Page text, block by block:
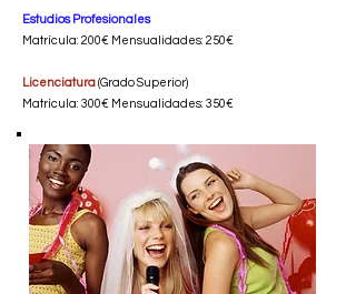
Estudios Profesionales
Matrícula: 200€ Mensualidades: 250€
Licenciatura(Grado Superior)
Matrícula: 300€ Mensualidades: 350€